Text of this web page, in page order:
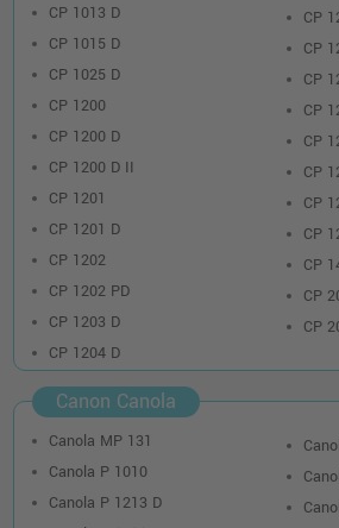
CP 1013 D
CP 1015 D
CP 1025 D
CP 1200
CP 1200 D
CP 1200 D II
CP 1201
CP 1201 D
CP 1202
CP 1202 PD
CP 1203 D
CP 1204 D
CP
CP
CP
CP
CP
CP
CP
CP
CP
CP
CP
Canon Canola
Canola MP 131
Canola P 1010
Canola P 1213 D